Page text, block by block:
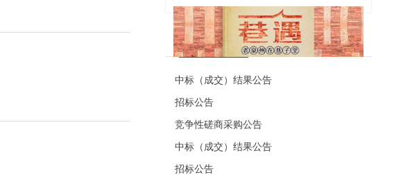
便民资讯
中标（成交）结果公告
招标公告
竞争性磋商采购公告
中标（成交）结果公告
招标公告